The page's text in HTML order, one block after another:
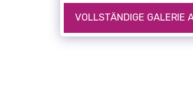
VOLLSTÄNDIGE GALERIE